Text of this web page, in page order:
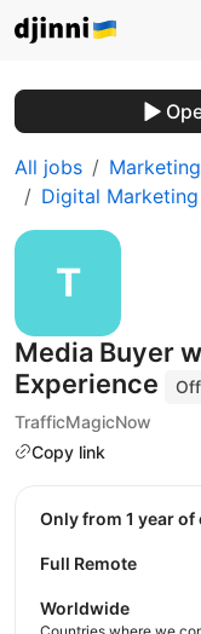
All jobs
Digital Marketing
Media Buyer
Experience
TrafficMagicNow
Copy link
Only from 1 year
Full Remote
Worldwide